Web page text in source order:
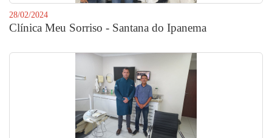
28/02/2024
Clínica Meu Sorriso - Santana do Ipanema